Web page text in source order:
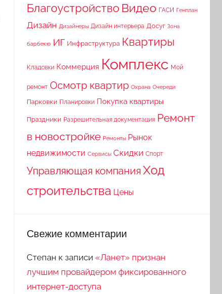
Благоустройство Видео ГАСИ Генплан
Дизайн Дизайнеры Дизайн интерьера Досуг Зона
барбекю ИГ Инфраструктура Квартиры
Кладовки Коммерция Комплекс Мой
ремонт Осмотр квартир Охрана Очереди
Парковки Планировки Покупка квартиры
Праздники Разрешительная документация Ремонт
в новостройке Ремонты Рынок
недвижимости Сервисы Скидки Спорт
Управляющая компания Ход
строительства Цены
Свежие комментарии
Степан к записи «Ланет» признан
лучшим провайдером фиксированного
интернет-доступа